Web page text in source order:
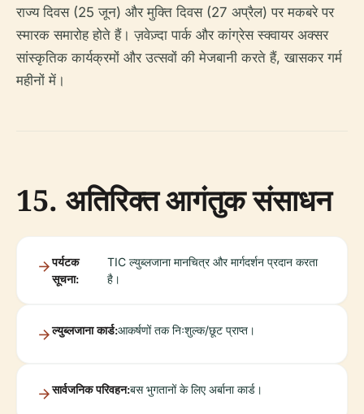
राज्य दिवस (25 जून) और मुक्ति दिवस (27 अप्रैल) पर मकबरे पर
स्मारक समारोह होते हैं। ज़वेज़्दा पार्क और कांग्रेस स्क्वायर अक्सर
सांस्कृतिक कार्यक्रमों और उत्सवों की मेजबानी करते हैं, खासकर गर्म
महीनों में।
15. अतिरिक्त आगंतुक संसाधन
पर्यटक
सूचना:
TIC ल्युब्लजाना मानचित्र और मार्गदर्शन प्रदान करता
है।
ल्युब्लजाना कार्ड:आकर्षणों तक निःशुल्क/छूट प्राप्त।
सार्वजनिक परिवहन:बस भुगतानों के लिए अर्बाना कार्ड।